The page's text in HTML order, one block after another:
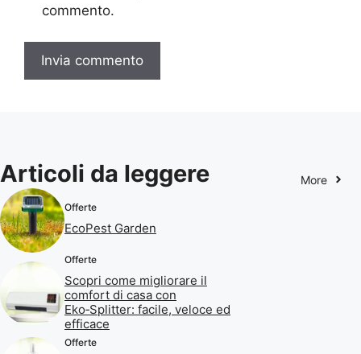
commento.
Articoli da leggere More
Offerte
EcoPest Garden
Offerte
Scopri come migliorare il
comfort di casa con
Eko‑Splitter: facile, veloce ed
efficace
Offerte